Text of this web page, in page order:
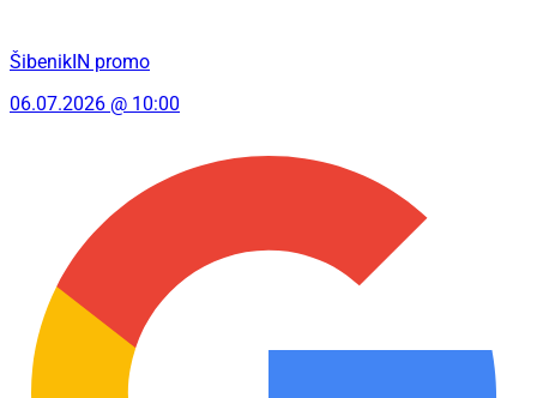
ŠibenikIN promo
06.07.2026 @ 10:00